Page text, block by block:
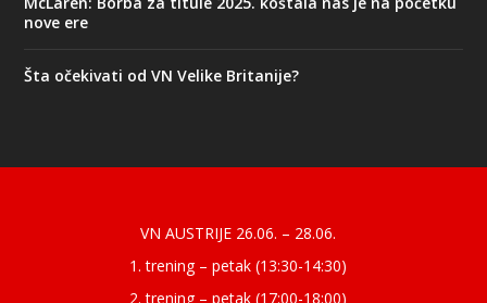
nove ere
Šta očekivati od VN Velike Britanije?
VN AUSTRIJE 26.06. – 28.06.
1. trening – petak (13:30-14:30)
2. trening – petak (17:00-18:00)